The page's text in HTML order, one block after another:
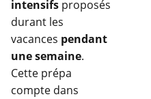
intensifs proposés
durant les
vacances pendant
une semaine.
Cette prépa
compte dans